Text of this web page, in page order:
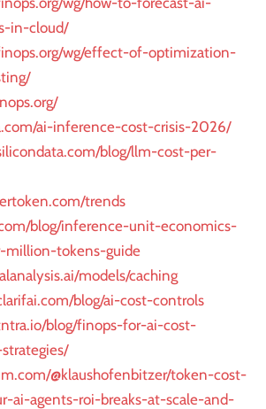
in-cloud/
wg/effect-of-optimization-
ai-inference-cost-crisis-2026/
blog/llm-cost-per-
trends
blog/inference-unit-economics-
million-tokens-guide
models/caching
blog/ai-cost-controls
blog/finops-for-ai-cost-
@klaushofenbitzer/token-cost-
ai-agents-roi-breaks-at-scale-and-